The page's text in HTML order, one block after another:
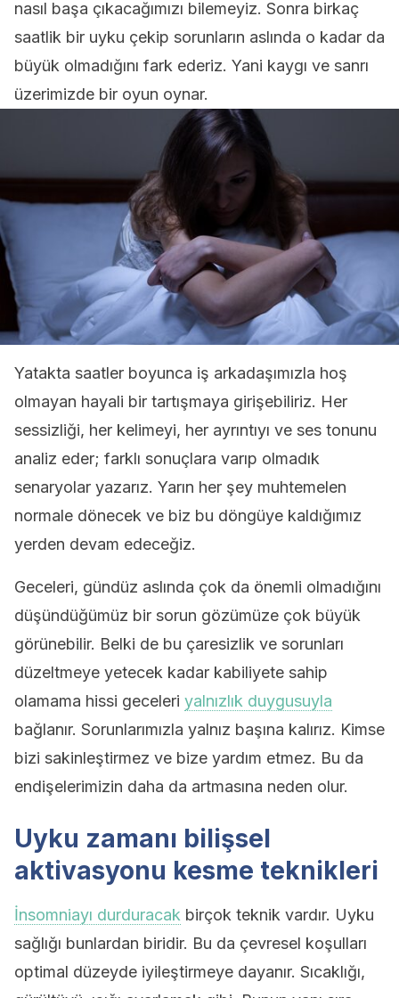
nasıl başa çıkacağımızı bilemeyiz. Sonra birkaç
saatlik bir uyku çekip sorunların aslında o kadar da
büyük olmadığını fark ederiz. Yani kaygı ve sanrı
üzerimizde bir oyun oynar.
Yatakta saatler boyunca iş arkadaşımızla hoş
olmayan hayali bir tartışmaya girişebiliriz. Her
sessizliği, her kelimeyi, her ayrıntıyı ve ses tonunu
analiz eder; farklı sonuçlara varıp olmadık
senaryolar yazarız. Yarın her şey muhtemelen
normale dönecek ve biz bu döngüye kaldığımız
yerden devam edeceğiz.
Geceleri, gündüz aslında çok da önemli olmadığını
düşündüğümüz bir sorun gözümüze çok büyük
görünebilir. Belki de bu çaresizlik ve sorunları
düzeltmeye yetecek kadar kabiliyete sahip
olamama hissi geceleri yalnızlık duygusuyla
bağlanır. Sorunlarımızla yalnız başına kalırız. Kimse
bizi sakinleştirmez ve bize yardım etmez. Bu da
endişelerimizin daha da artmasına neden olur.
Uyku zamanı bilişsel
aktivasyonu kesme teknikleri
İnsomniayı durduracak birçok teknik vardır. Uyku
sağlığı bunlardan biridir. Bu da çevresel koşulları
optimal düzeyde iyileştirmeye dayanır. Sıcaklığı,